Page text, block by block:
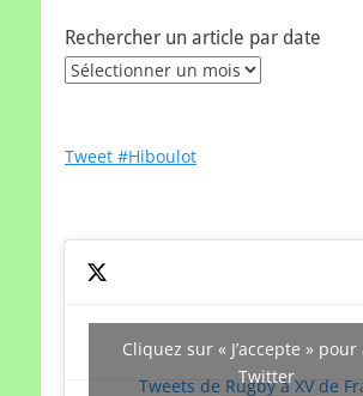
Rechercher un article par date
Rechercher
date
Tweet #Hiboulot
Tweets de Rugby à XV de
Cliquez sur « J’accepte »
Twitter